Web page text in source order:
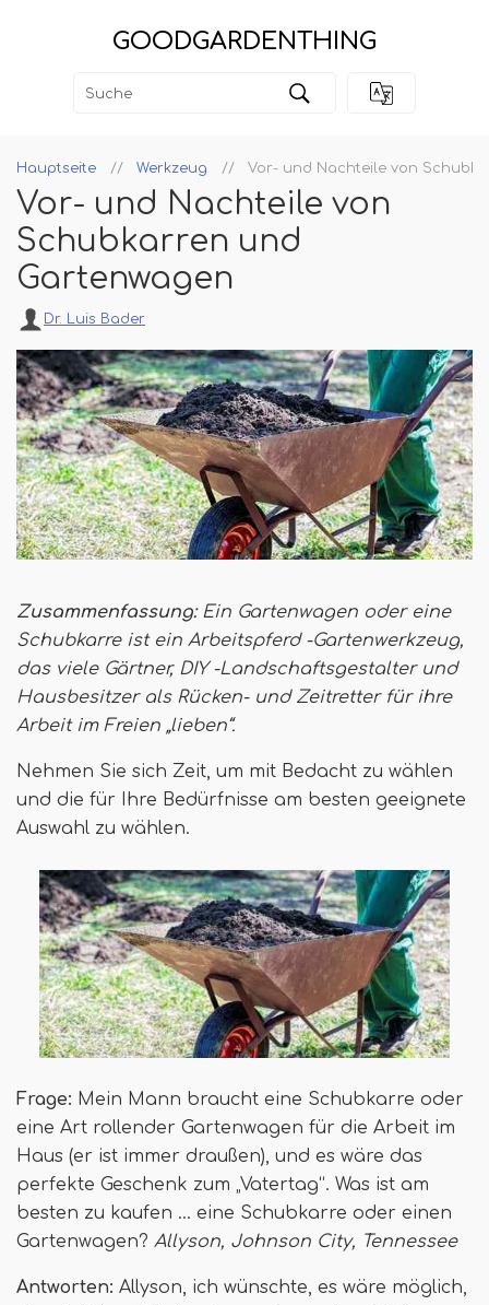
GOODGARDENTHING
Hauptseite Werkzeug Vor- und Nachteile von
Vor- und Nachteile von
Schubkarren und
Gartenwagen
Dr. Luis Bader
Zusammenfassung: Ein Gartenwagen oder eine
Schubkarre ist ein Arbeitspferd -Gartenwerkzeug,
das viele Gärtner, DIY -Landschaftsgestalter und
Hausbesitzer als Rücken- und Zeitretter für ihre
Arbeit im Freien „lieben“.
Nehmen Sie sich Zeit, um mit Bedacht zu wählen
und die für Ihre Bedürfnisse am besten geeignete
Auswahl zu wählen.
Frage: Mein Mann braucht eine Schubkarre oder
eine Art rollender Gartenwagen für die Arbeit im
Haus (er ist immer draußen), und es wäre das
perfekte Geschenk zum „Vatertag“. Was ist am
besten zu kaufen ... eine Schubkarre oder einen
Gartenwagen? Allyson, Johnson City, Tennessee
Antworten: Allyson, ich wünschte, es wäre möglich,